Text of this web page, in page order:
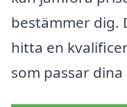
bestämmer dig.
hitta en
som passar